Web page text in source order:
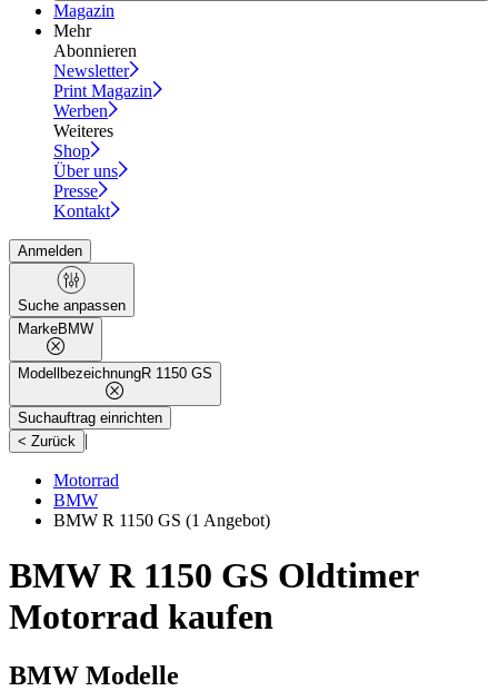
Magazin
Mehr
Abonnieren
Newsletter
Print Magazin
Werben
Weiteres
Shop
Über uns
Presse
Kontakt
Anmelden
Suche anpassen
MarkeBMW
ModellbezeichnungR 1150 GS
Suchauftrag einrichten
< Zurück |
Motorrad
BMW
BMW R 1150 GS (1 Angebot)
BMW R 1150 GS Oldtimer
Motorrad kaufen
BMW Modelle